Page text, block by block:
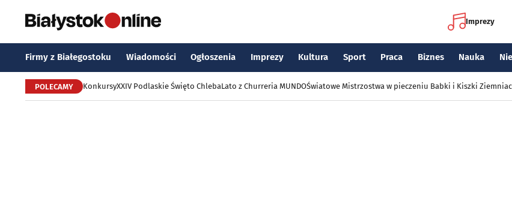
Imprezy
Firmy z Białegostoku Wiadomości Ogłoszenia Imprezy Kultura Sport Praca Biznes Nauka
POLECAMY KonkursyXXIV Podlaskie Święto ChlebaLato z Churreria MUNDOŚwiatowe Mistrzostwa w pieczeniu Babki i Kiszki